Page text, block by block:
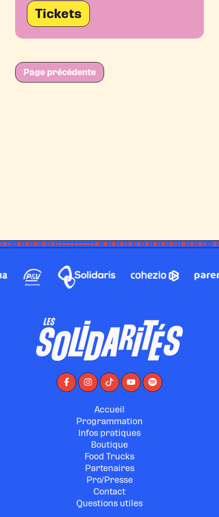
Tickets
Page précédente
Accueil
Programmation
Infos pratiques
Boutique
Food Trucks
Partenaires
Pro/Presse
Contact
Questions utiles